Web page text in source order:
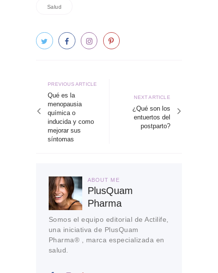
Salud
de
entradas
Previous
article
PREVIOUS ARTICLE
Qué es la
menopausia
química o
inducida y como
mejorar sus
síntomas
Next
article
NEXT ARTICLE
¿Qué son los
entuertos del
postparto?
ABOUT ME
PlusQuam
Pharma
Somos el equipo editorial de Actilife,
una iniciativa de PlusQuam
Pharma® , marca especializada en
salud.